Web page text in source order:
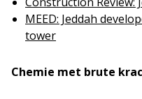
MEED: Jeddah
tower
Chemie met brute